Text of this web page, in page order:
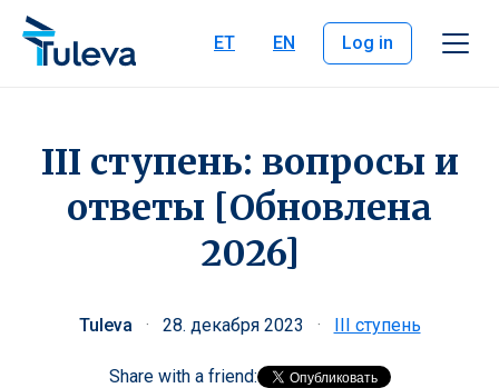
Skip to content
ET
EN Log in
III ступень: вопросы и
ответы [Oбновлена
2026]
Tuleva · 28. декабря 2023 · III ступень
Share with a friend: